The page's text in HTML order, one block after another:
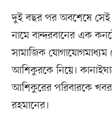
দুই বছর পর অবশেষে সেই
নামে বান্দরবানের এক
সামাজিক
আশিকুরকে নিয়ে।
আশিকুরের পরিবারকে
রহমানের।